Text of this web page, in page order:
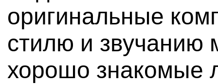
оригинальные
стилю и звучанию
хорошо знакомые